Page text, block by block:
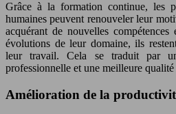
Grâce à la formation continue, les
humaines peuvent renouveler leur
acquérant de nouvelles
évolutions de leur domaine, ils
leur travail. Cela se traduit par
professionnelle et une meilleure
Amélioration de la